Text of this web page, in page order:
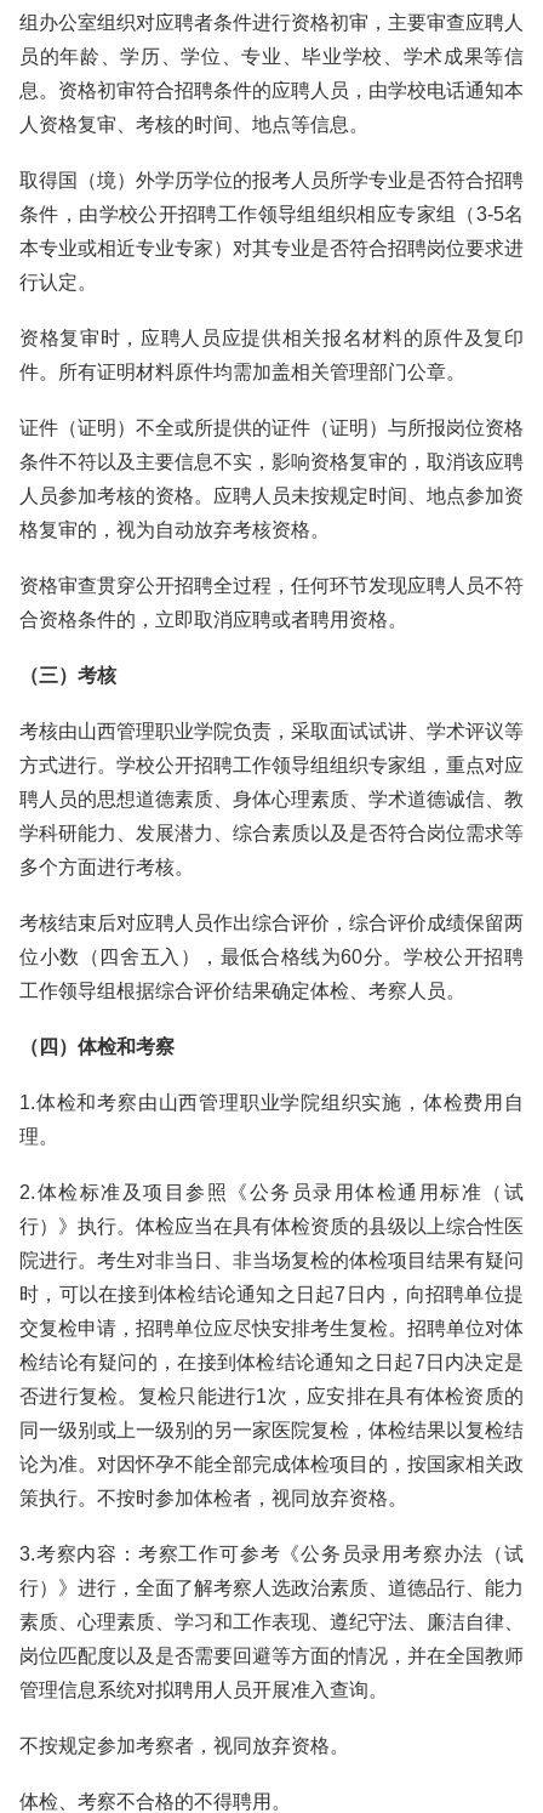
组办公室组织对应聘者条件进行资格初审，主要审查应聘人
员的年龄、学历、学位、专业、毕业学校、学术成果等信
息。资格初审符合招聘条件的应聘人员，由学校电话通知本
人资格复审、考核的时间、地点等信息。
取得国（境）外学历学位的报考人员所学专业是否符合招聘
条件，由学校公开招聘工作领导组组织相应专家组（3-5名
本专业或相近专业专家）对其专业是否符合招聘岗位要求进
行认定。
资格复审时，应聘人员应提供相关报名材料的原件及复印
件。所有证明材料原件均需加盖相关管理部门公章。
证件（证明）不全或所提供的证件（证明）与所报岗位资格
条件不符以及主要信息不实，影响资格复审的，取消该应聘
人员参加考核的资格。应聘人员未按规定时间、地点参加资
格复审的，视为自动放弃考核资格。
资格审查贯穿公开招聘全过程，任何环节发现应聘人员不符
合资格条件的，立即取消应聘或者聘用资格。
（三）考核
考核由山西管理职业学院负责，采取面试试讲、学术评议等
方式进行。学校公开招聘工作领导组组织专家组，重点对应
聘人员的思想道德素质、身体心理素质、学术道德诚信、教
学科研能力、发展潜力、综合素质以及是否符合岗位需求等
多个方面进行考核。
考核结束后对应聘人员作出综合评价，综合评价成绩保留两
位小数（四舍五入），最低合格线为60分。学校公开招聘
工作领导组根据综合评价结果确定体检、考察人员。
（四）体检和考察
1.体检和考察由山西管理职业学院组织实施，体检费用自
理。
2.体检标准及项目参照《公务员录用体检通用标准（试
行）》执行。体检应当在具有体检资质的县级以上综合性医
院进行。考生对非当日、非当场复检的体检项目结果有疑问
时，可以在接到体检结论通知之日起7日内，向招聘单位提
交复检申请，招聘单位应尽快安排考生复检。招聘单位对体
检结论有疑问的，在接到体检结论通知之日起7日内决定是
否进行复检。复检只能进行1次，应安排在具有体检资质的
同一级别或上一级别的另一家医院复检，体检结果以复检结
论为准。对因怀孕不能全部完成体检项目的，按国家相关政
策执行。不按时参加体检者，视同放弃资格。
3.考察内容：考察工作可参考《公务员录用考察办法（试
行）》进行，全面了解考察人选政治素质、道德品行、能力
素质、心理素质、学习和工作表现、遵纪守法、廉洁自律、
岗位匹配度以及是否需要回避等方面的情况，并在全国教师
管理信息系统对拟聘用人员开展准入查询。
不按规定参加考察者，视同放弃资格。
体检、考察不合格的不得聘用。